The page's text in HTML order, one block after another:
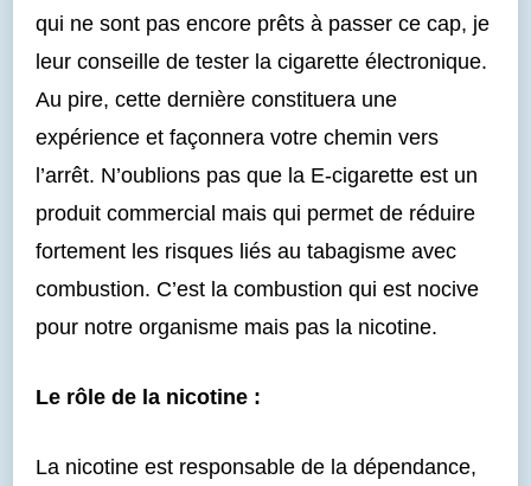
qui ne sont pas encore prêts à passer ce cap, je
leur conseille de tester la cigarette électronique.
Au pire, cette dernière constituera une
expérience et façonnera votre chemin vers
l’arrêt. N’oublions pas que la E-cigarette est un
produit commercial mais qui permet de réduire
fortement les risques liés au tabagisme avec
combustion. C’est la combustion qui est nocive
pour notre organisme mais pas la nicotine.
Le rôle de la nicotine :
La nicotine est responsable de la dépendance,